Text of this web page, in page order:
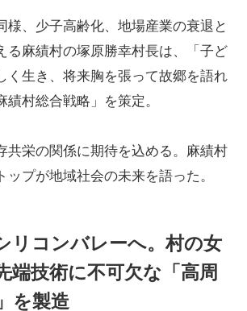
様、少子高齢化、地場産業の衰退と
る麻績村の塚原勝幸村長は、「子ど
く生き、将来胸を張って故郷を語れ
績村総合戦略」を策定。
共栄の関係に期待を込める。麻績村
ップが地域社会の未来を語った。
リコンバレーへ。村の女
端技術に不可欠な「高周
を製造